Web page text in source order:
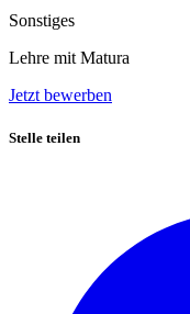
Sonstiges
Lehre mit Matura
Jetzt bewerben
Stelle teilen